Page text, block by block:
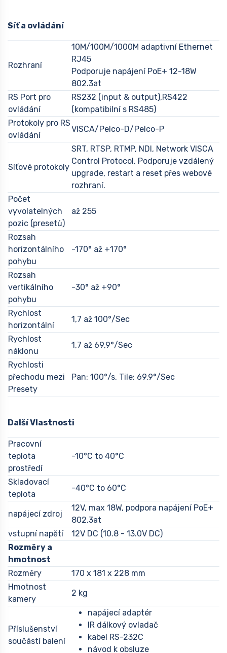
Síť a ovládání
Rozhraní
10M/100M/1000M adaptivní Ethernet
RJ45
Podporuje napájení PoE+ 12-18W
802.3at
RS Port pro
ovládání
RS232 (input & output),RS422
(kompatibilní s RS485)
Protokoly pro RS
ovládání
VISCA/Pelco-D/Pelco-P
Síťové protokoly
SRT, RTSP, RTMP, NDI, Network VISCA
Control Protocol, Podporuje vzdálený
upgrade, restart a reset přes webové
rozhraní.
Počet
vyvolatelných
pozic (presetů)
až 255
Rozsah
horizontálního
pohybu
-170° až +170°
Rozsah
vertikálního
pohybu
-30° až +90°
Rychlost
horizontální
1,7 až 100°/Sec
Rychlost
náklonu
1,7 až 69,9°/Sec
Rychlosti
přechodu mezi
Presety
Pan: 100°/s, Tile: 69,9°/Sec
Další Vlastnosti
Pracovní
teplota
prostředí
-10°C to 40°C
Skladovací
teplota
-40°C to 60°C
napájecí zdroj
12V, max 18W, podpora napájení PoE+
802.3at
vstupní napětí
12V DC (10.8 - 13.0V DC)
Rozměry a
hmotnost
Rozměry
170 x 181 x 228 mm
Hmotnost
kamery
2 kg
Příslušenství
součástí balení
napájecí adaptér
IR dálkový ovladač
kabel RS-232C
návod k obsluze